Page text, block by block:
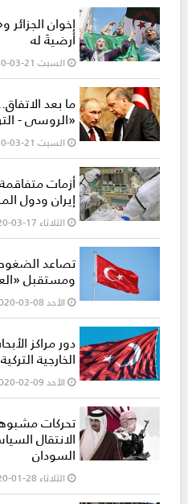
إخوان
أرضيةَ له
السبت 21-03-2020 04:21 م
ما بعد
«الروسي -
السبت 21-03-2020 03:25 م
أزمات
إيران ودول
الثلاثاء 17-03-2020 10:45 م
تصاعد الضغوط
ومستقبل
الأحد 08-03-2020 01:33 م
دور مراكز
الخارجية
الأحد 09-02-2020 12:59 م
تحركات
الانتقال
السودان
الثلاثاء 28-01-2020 02:08 م